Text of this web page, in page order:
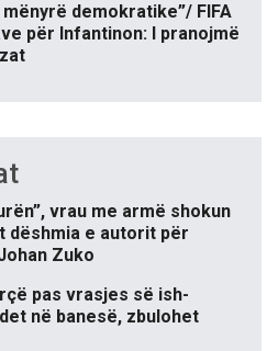
demokratike”/ FIFA
për Infantinon: I pranojmë
vrau me armë shokun
dëshmia e autorit për
Zuko
pas vrasjes së ish-
në banesë, zbulohet